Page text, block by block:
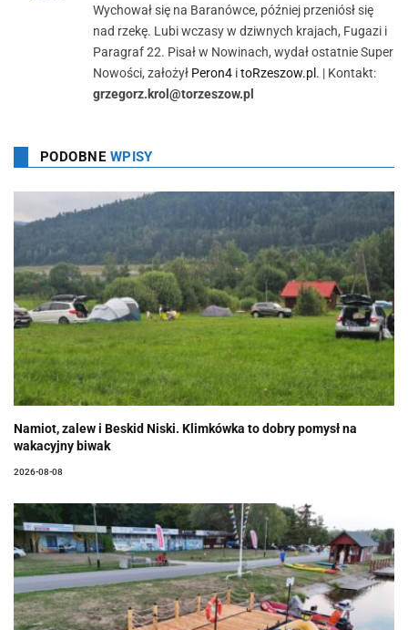
Wychował się na Baranówce, później przeniósł się
nad rzekę. Lubi wczasy w dziwnych krajach, Fugazi i
Paragraf 22. Pisał w Nowinach, wydał ostatnie Super
Nowości, założył Peron4 itoRzeszow.pl . | Kontakt:
grzegorz.krol@torzeszow.pl
PODOBNE WPISY
Namiot, zalew i Beskid Niski. Klimkówka to dobry pomysł na
wakacyjny biwak
2026-08-08